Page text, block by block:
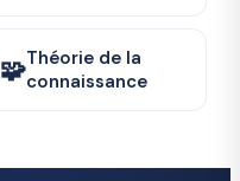
🧩Théorie de la
connaissance